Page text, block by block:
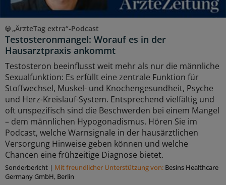
„ÄrzteTag extra“-Podcast
Testosteronmangel: Worauf es in der
Hausarztpraxis ankommt
Testosteron beeinflusst weit mehr als nur die männliche
Sexualfunktion: Es erfüllt eine zentrale Funktion für
Stoffwechsel, Muskel- und Knochengesundheit, Psyche
und Herz-Kreislauf-System. Entsprechend vielfältig und
oft unspezifisch sind die Beschwerden bei einem Mangel
– dem männlichen Hypogonadismus. Hören Sie im
Podcast, welche Warnsignale in der hausärztlichen
Versorgung Hinweise geben können und welche
Chancen eine frühzeitige Diagnose bietet.
Sonderbericht | Mit freundlicher Unterstützung von: Besins Healthcare
Germany GmbH, Berlin